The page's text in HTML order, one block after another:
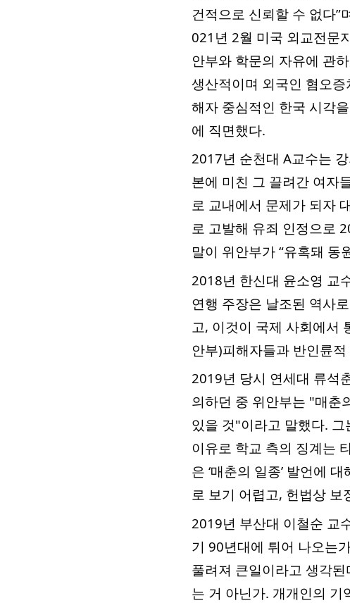
건적으로 신뢰할 수 없다”
021년 2월 미국 외교전문
안부와 학문의 자유에 관
생산적이며 외국인 혐오
해자 중심적인 한국 시각
에 직면했다.
2017년 순천대 A교수는
본에 미친 그 끌려간 여자
로 교내에서 문제가 되자
로 고발해 유죄 인정으로
말이 위안부가 “유혹돼 동
2018년 한신대 윤소영 교
연행 주장은 날조된 역사
고, 이것이 국제 사회에서
안부)피해자들과 반인륜
2019년 당시 연세대 류석
의하던 중 위안부는 "매춘
있을 것"이라고 말했다. 그
이유로 학교 측의 징계는
은 ‘매춘의 일종’ 발언에
로 보기 어렵고, 헌법상 보
2019년 부산대 이철순 교
기 90년대에 튀어 나오는
풀려져 큰일이라고 생각
는 거 아닌가. 개개인의